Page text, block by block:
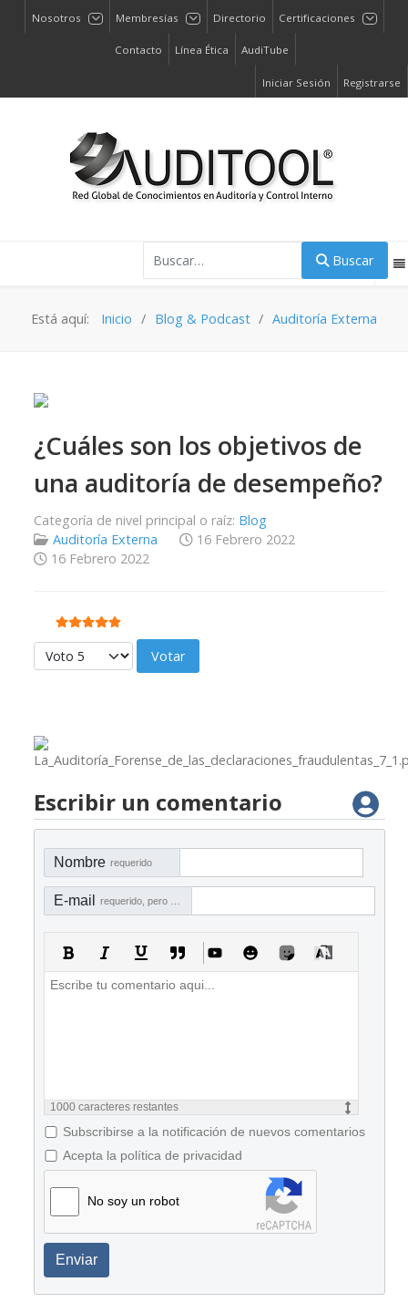
Nosotros Membresías Directorio Certificaciones
Contacto Línea Ética AudiTube
Iniciar Sesión Registrarse
Buscar
Está aquí: Inicio Blog & Podcast Auditoría Externa
¿Cuáles son los objetivos de
una auditoría de desempeño?
Categoría de nivel principal o raíz: Blog
Auditoría Externa
16 Febrero 2022
16 Febrero 2022
Ratio:5/5
Por favor, vote
Escribir un comentario
Nombre requerido
E-mail
1000 caracteres restantes
Subscribirse a la notificación de nuevos comentarios
Acepta la política de privacidad
No soy un robot
Enviar